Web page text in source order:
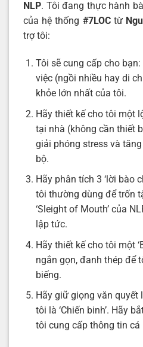
NLP. Tôi đang thực hành
của hệ thống #7LOCtừ
trợ tôi:
Tôi sẽ cung cấp cho
việc (ngồi nhiều hay di
khỏe lớn nhất của tôi.
Hãy thiết kế cho tôi một
tại nhà (không cần thiết
giải phóng stress và
bộ.
Hãy phân tích 3 ‘lời bào
tôi thường dùng để trốn
‘Sleight of Mouth’ của
lập tức.
Hãy thiết kế cho tôi một
ngắn gọn, đanh thép để
biếng.
Hãy giữ giọng văn quyết
tôi là ‘Chiến binh’. Hãy
tôi cung cấp thông tin cá